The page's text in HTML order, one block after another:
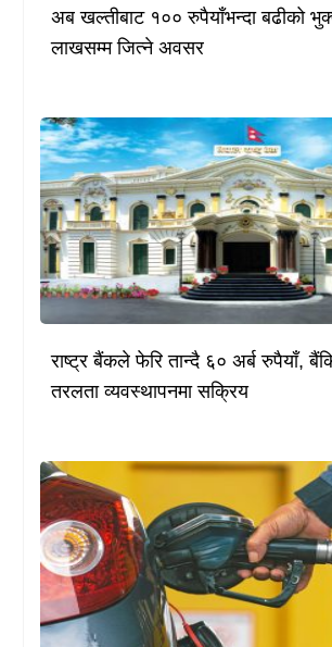
अब खल्तीबाट १०० रुपैयाँभन्दा बढीको
लाखसम्म जित्ने अवसर
राष्ट्र बैंकले फेरि तान्दै ६० अर्ब रुपैयाँ,
तरलता व्यवस्थापनमा सक्रिय